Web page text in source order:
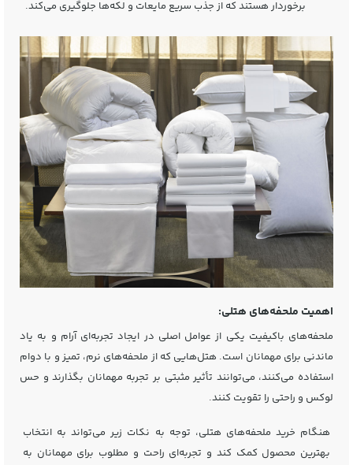
برخوردار هستند که از جذب سریع مایعات و لکه‌ها جلوگیری می‌کند.
اهمیت ملحفه‌های هتلی:
ملحفه‌های باکیفیت یکی از عوامل اصلی در ایجاد تجربه‌ای آرام و به یاد
ماندنی برای مهمانان است. هتل‌هایی که از ملحفه‌های نرم، تمیز و با دوام
استفاده می‌کنند، می‌توانند تأثیر مثبتی بر تجربه مهمانان بگذارند و حس
لوکس و راحتی را تقویت کنند.
هنگام خرید ملحفه‌های هتلی، توجه به نکات زیر می‌تواند به انتخاب
بهترین محصول کمک کند و تجربه‌ای راحت و مطلوب برای مهمانان به